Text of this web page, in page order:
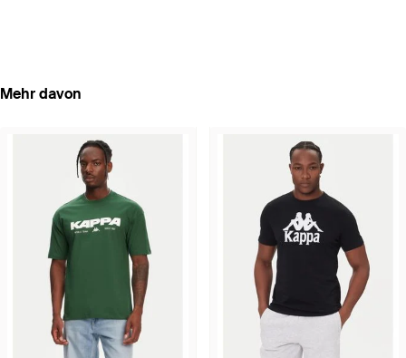
Mehr davon